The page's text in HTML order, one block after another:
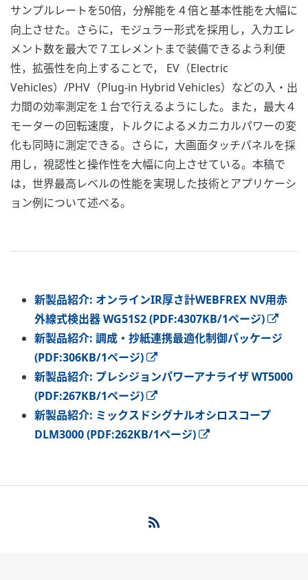
サンプルレートを50倍，分解能を４倍と基本性能を大幅に
向上させた。さらに，モジュラー形式を採用し，入力エレ
メント数を最大で７エレメントまで装備できるよう利便
性，拡張性を向上することで， EV（Electric
Vehicles）/PHV（Plug-in Hybrid Vehicles）などの入・出
力間の効率測定を１台で行えるようにした。また，最大４
モーターの回転速度，トルクによるメカニカルパワーの変
化も同時に測定できる。さらに，大画面タッチパネルを採
用し，視認性と操作性を大幅に向上させている。本稿で
は，世界最高レベルの性能を実現した技術とアプリケーシ
ョン例について述べる。
新製品紹介: オンラインIR厚さ計WEBFREX NV用赤
外線式検出器 WG51S2 (PDF:4307KB/1ページ)
新製品紹介: 調成・抄紙連携最適化制御パッケージ
(PDF:306KB/1ページ)
新製品紹介: プレシジョンパワーアナライザ WT5000
(PDF:267KB/1ページ)
新製品紹介: ミックスドシグナルオシロスコープ
DLM3000 (PDF:262KB/1ページ)